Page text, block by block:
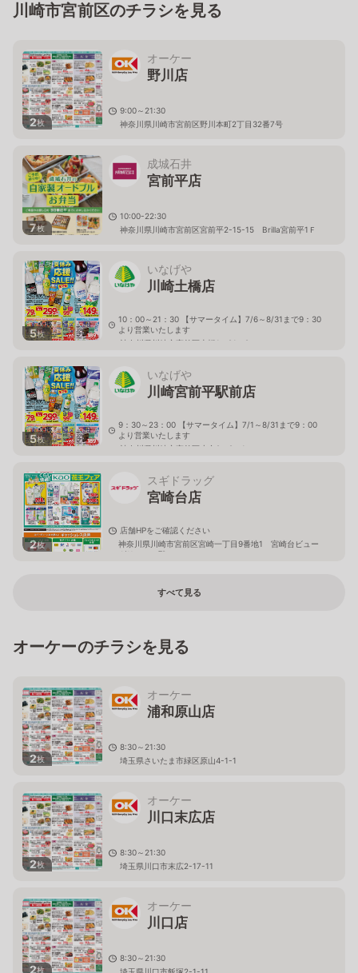
川崎市宮前区のチラシを見る
2枚
オーケー
野川店
9:00～21:30
神奈川県川崎市宮前区野川本町2丁目32番7号
7枚
成城石井
宮前平店
10:00-22:30
神奈川県川崎市宮前区宮前平2-15-15 Brilla宮前平1Ｆ
5枚
いなげや
川崎土橋店
10：00～21：30 【サマータイム】7/6～8/31まで9：30
より営業いたします
神奈川県川崎市宮前区土橋1－21－9
5枚
いなげや
川崎宮前平駅前店
9：30～23：00 【サマータイム】7/1～8/31まで9：00
より営業いたします
神奈川県川崎市宮前区小台2－2－1
2枚
スギドラッグ
宮崎台店
店舗HPをご確認ください
神奈川県川崎市宮前区宮崎一丁目9番地1 宮崎台ビュー
グリーン１階
すべて見る
オーケーのチラシを見る
2枚
オーケー
浦和原山店
8:30～21:30
埼玉県さいたま市緑区原山4-1-1
2枚
オーケー
川口末広店
8:30～21:30
埼玉県川口市末広2-17-11
2枚
オーケー
川口店
8:30～21:30